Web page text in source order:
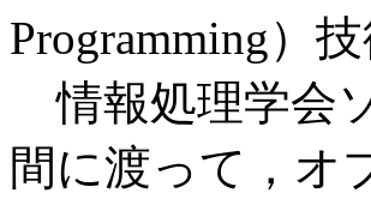
Programming）
情報処理学会
間に渡って，オ